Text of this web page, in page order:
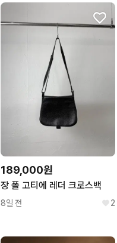
189,000원
장 폴 고티에 레더 크로스백
8일 전 2